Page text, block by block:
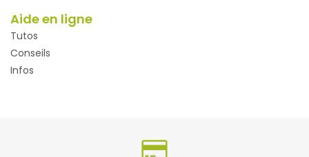
Aide en ligne
Tutos
Conseils
Infos